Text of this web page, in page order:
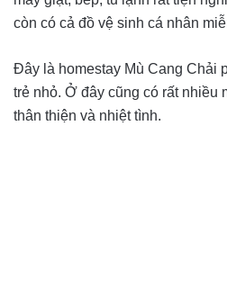
còn có cả đồ vệ sinh cá nhân
Đây là homestay Mù Cang Chải
trẻ nhỏ. Ở đây cũng có rất nhiều
thân thiện và nhiệt tình.